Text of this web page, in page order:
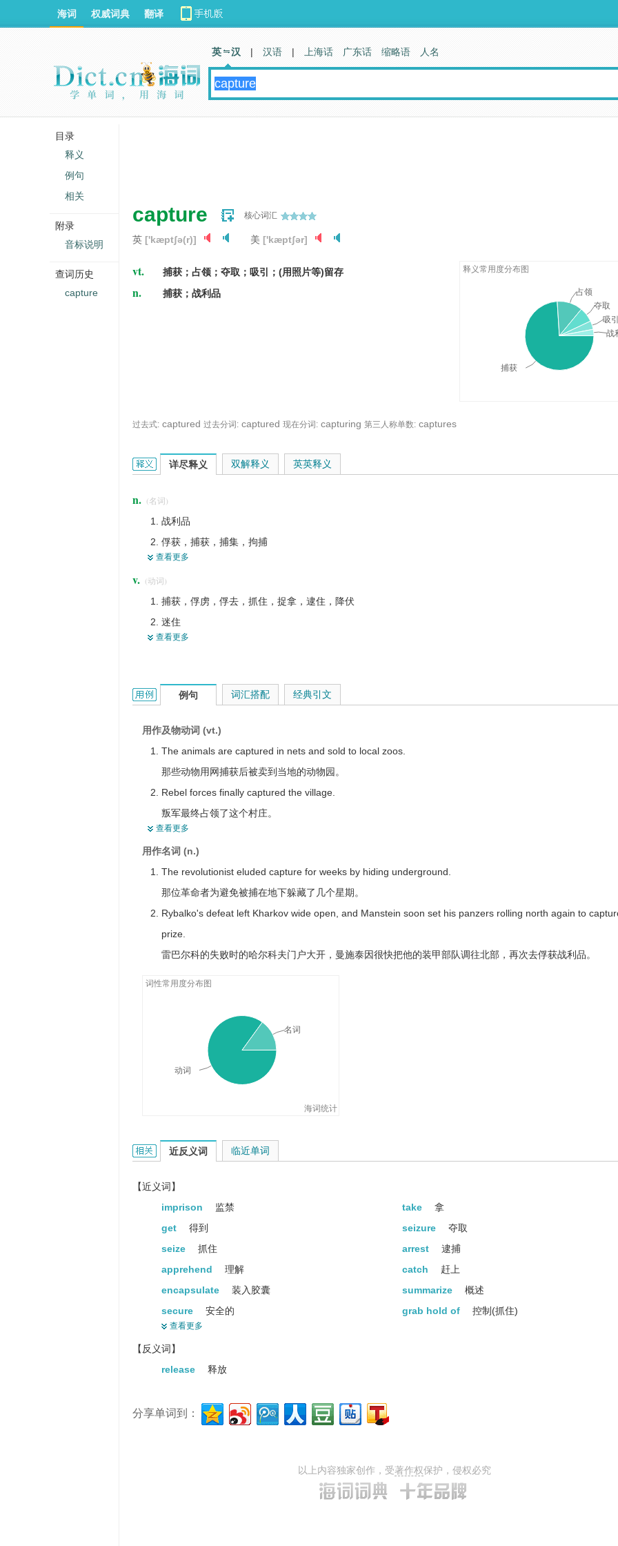
capture 核心词汇
英 ['kæptʃə(r)] 美 ['kæptʃər]
vt. 捕获；占领；夺取；吸引；(用照片等)留存
n. 捕获；战利品
释义常用度分布图
捕获
占领
夺取
吸引
战
过去式: captured 过去分词: captured 现在分词: capturing 第三人称单数: captures
capture的英文翻译是什么意思，词典释义与在线翻译：
详尽释义
n. (名词)
战利品
俘获，捕获，捕集，拘捕
占领，夺得
获得
奖品
吸引
【原子能】俘获
活捉，就擒
查看更多
v. (动词)
捕获，俘虏，俘去，抓住，捉拿，逮住，降伏
迷住
拍摄
留存，记录
占领，夺得，攻夺，夺取，用武力攻取 ，攻占
引起（注意、想像、兴趣）
取
接收
表达
查看更多
双解释义 英英释义
capture的用法和样例：
例句
用作及物动词 (vt.)
The animals are captured in nets and sold to local zoos.
那些动物用网捕获后被卖到当地的动物园。
Rebel forces finally captured the village.
叛军最终占领了这个村庄。
The company looks forward to capturing the Canadian market.
该公司期待获得加拿大市场。
The novel captured the imagination of thousands of readers.
这部小说引起了千万读者的想象。
He captured a baby's smile in his photograph.
他拍摄到一个婴儿的微笑。
查看更多
用作名词 (n.)
The revolutionist eluded capture for weeks by hiding underground.
那位革命者为避免被捕在地下躲藏了几个星期。
Rybalko's defeat left Kharkov wide open, and Manstein soon set his panzers rolling north again to
prize.
雷巴尔科的失败时的哈尔科夫门户大开，曼施泰因很快把他的装甲部队调往北部，再次去俘获战利品。
词性常用度分布图
海词统计
动词
名词
词汇搭配 经典引文
capture的相关资料：
近反义词
【近义词】
imprison
监禁 take
拿
get
得到 seizure
夺取
seize
抓住 arrest
逮捕
apprehend
理解 catch
赶上
encapsulate
装入胶囊 summarize
概述
secure
安全的 grab hold of
控制(抓住)
imprisonment
apprehension
internment
拘禁
corral
畜栏
appropriate
适当的
conquer
征服
查看更多
【反义词】
release
释放
临近单词
分享单词到：
以上内容独家创作，受著作权保护，侵权必究
海词 权威词典 翻译
英 汉 | 汉语 | 上海话 广东话 缩略语 人名
目录
释义
例句
相关
附录
音标说明
查词历史
capture